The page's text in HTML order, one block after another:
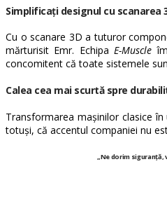
Simplificați designul cu scanarea
Cu o scanare 3D a tuturor
mărturisit Emr. EchipaE-Muscle
concomitent că toate sistemele
Calea cea mai scurtă spre
Transformarea mașinilor clasice
totuși, că accentul companiei nu
„Ne dorim siguranță,